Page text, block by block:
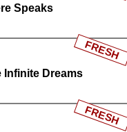
Speaks
Infinite Dreams
FRESH
FRESH